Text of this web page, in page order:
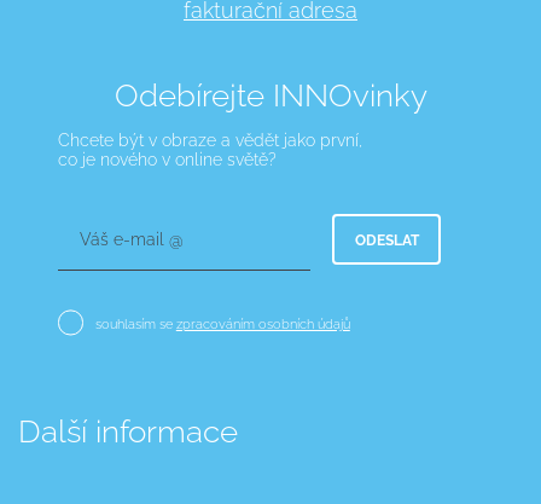
fakturační adresa
Další informace
Odebírejte INNOvinky
Chcete být v obraze a vědět jako první,
co je nového v online světě?
Váš e-mail @ ODESLAT
souhlasím se zpracováním osobních údajů